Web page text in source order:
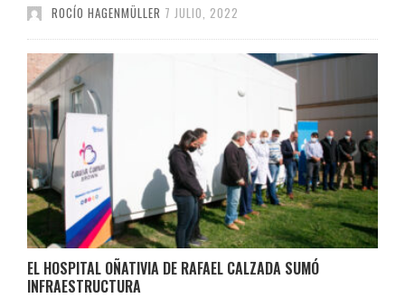
ROCÍO HAGENMÜLLER 7 JULIO, 2022
EL HOSPITAL OÑATIVIA DE RAFAEL CALZADA SUMÓ
INFRAESTRUCTURA